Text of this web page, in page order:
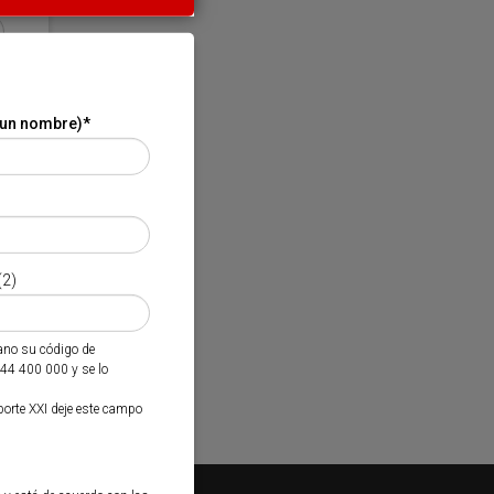
nombre)*
su código de
400 000 y se lo
XXI deje este campo